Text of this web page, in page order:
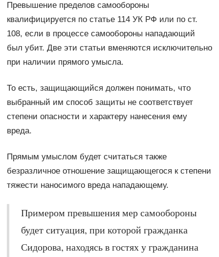
Превышение пределов самообороны
квалифицируется по статье 114 УК РФ или по ст.
108, если в процессе самообороны нападающий
был убит. Две эти статьи вменяются исключительно
при наличии прямого умысла.
То есть, защищающийся должен понимать, что
выбранный им способ защиты не соответствует
степени опасности и характеру нанесения ему
вреда.
Прямым умыслом будет считаться также
безразличное отношение защищающегося к степени
тяжести наносимого вреда нападающему.
Примером превышения мер самообороны
будет ситуация, при которой гражданка
Сидорова, находясь в гостях у гражданина